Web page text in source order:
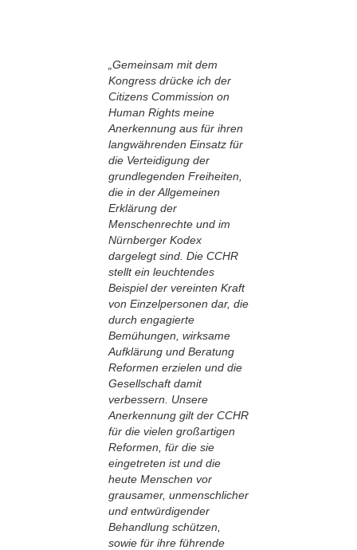
„Gemeinsam mit dem
Kongress drücke ich der
Citizens Commission on
Human Rights meine
Anerkennung aus für ihren
langwährenden Einsatz für
die Verteidigung der
grundlegenden Freiheiten,
die in der Allgemeinen
Erklärung der
Menschenrechte und im
Nürnberger Kodex
dargelegt sind. Die CCHR
stellt ein leuchtendes
Beispiel der vereinten Kraft
von Einzelpersonen dar, die
durch engagierte
Bemühungen, wirksame
Aufklärung und Beratung
Reformen erzielen und die
Gesellschaft damit
verbessern. Unsere
Anerkennung gilt der CCHR
für die vielen großartigen
Reformen, für die sie
eingetreten ist und die
heute Menschen vor
grausamer, unmenschlicher
und entwürdigender
Behandlung schützen,
sowie für ihre führende